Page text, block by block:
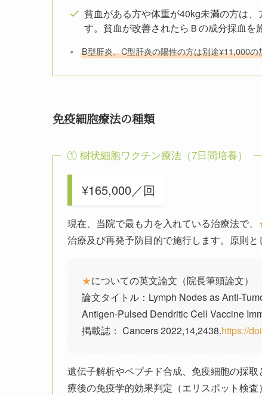
貧血がある方や体重が40kg未満の方は
す。貧血が改善されたらＢの成分採血を
B型肝炎、C型肝炎の陽性の方は別途¥11,000の
免疫細胞療法の種類
① 樹状細胞ワクチン療法（7日間培養）
¥165,000／回
現在、当院で最も力を入れている治療法で、
治療及び再発予防目的で施行します。原則と
★についての英文論文（院長筆頭論文）
論文タイトル：Lymph Nodes as Anti-
Antigen-Pulsed Dendritic Cell Vaccine
掲載誌： Cancers 2022,14,2438.https://
遺伝子解析やペプチド合成、免疫細胞の採
療後の免疫学的効果判定（エリスポット検